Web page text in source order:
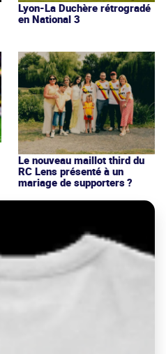
Lyon-La Duchère rétrogradé
en National 3
Le nouveau maillot third du
RC Lens présenté à un
mariage de supporters ?